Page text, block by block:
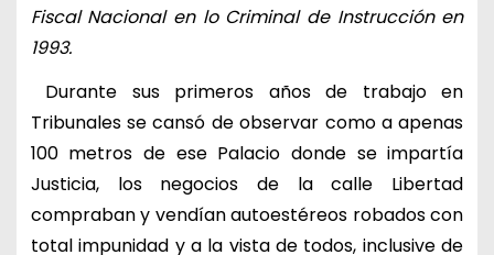
Fiscal Nacional en lo Criminal de Instrucción en
1993.
Durante sus primeros años de trabajo en
Tribunales se cansó de observar como a apenas
100 metros de ese Palacio donde se impartía
Justicia, los negocios de la calle Libertad
compraban y vendían autoestéreos robados con
total impunidad y a la vista de todos, inclusive de